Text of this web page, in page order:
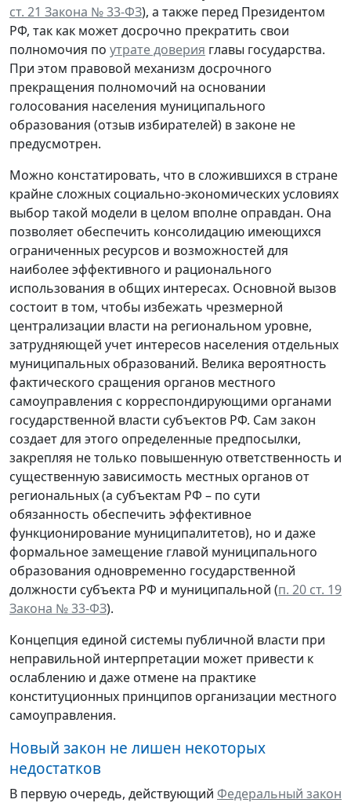
ст. 21 Закона № 33-ФЗ), а также перед Президентом
РФ, так как может досрочно прекратить свои
полномочия по утрате доверия главы государства.
При этом правовой механизм досрочного
прекращения полномочий на основании
голосования населения муниципального
образования (отзыв избирателей) в законе не
предусмотрен.
Можно констатировать, что в сложившихся в стране
крайне сложных социально-экономических условиях
выбор такой модели в целом вполне оправдан. Она
позволяет обеспечить консолидацию имеющихся
ограниченных ресурсов и возможностей для
наиболее эффективного и рационального
использования в общих интересах. Основной вызов
состоит в том, чтобы избежать чрезмерной
централизации власти на региональном уровне,
затрудняющей учет интересов населения отдельных
муниципальных образований. Велика вероятность
фактического сращения органов местного
самоуправления с корреспондирующими органами
государственной власти субъектов РФ. Сам закон
создает для этого определенные предпосылки,
закрепляя не только повышенную ответственность и
существенную зависимость местных органов от
региональных (а субъектам РФ – по сути
обязанность обеспечить эффективное
функционирование муниципалитетов), но и даже
формальное замещение главой муниципального
образования одновременно государственной
должности субъекта РФ и муниципальной (п. 20 ст. 19
Закона № 33-ФЗ).
Концепция единой системы публичной власти при
неправильной интерпретации может привести к
ослаблению и даже отмене на практике
конституционных принципов организации местного
самоуправления.
Новый закон не лишен некоторых
недостатков
В первую очередь, действующий Федеральный закон